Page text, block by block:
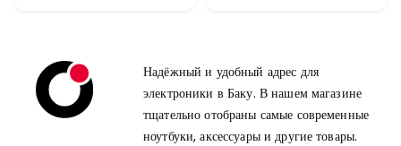
Надёжный и удобный адрес для
электроники в Баку. В нашем магазине
тщательно отобраны самые современные
ноутбуки, аксессуары и другие товары.